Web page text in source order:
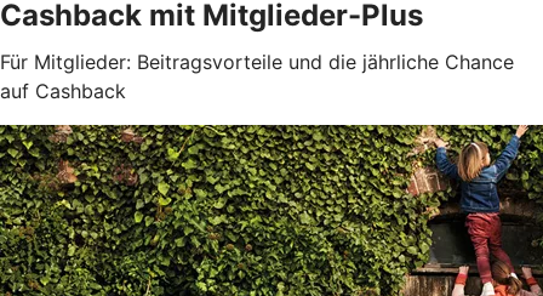
Cashback mit Mitglieder-Plus
Für Mitglieder: Beitragsvorteile und die jährliche Chance
auf Cashback